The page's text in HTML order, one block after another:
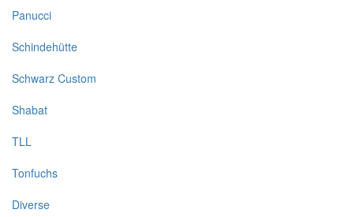
Panucci
Schindehütte
Schwarz Custom
Shabat
TLL
Tonfuchs
Diverse